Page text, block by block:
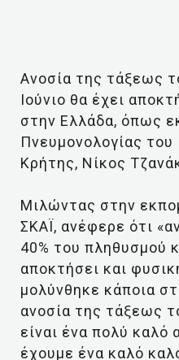
Ανοσία της τάξεως
Ιούνιο θα έχει
στην Ελλάδα, όπως
Πνευμονολογίας του
Κρήτης, Νίκος
Μιλώντας στην
ΣΚΑΪ, ανέφερε ότι
40% του πληθυσμού
αποκτήσει και
μολύνθηκε κάποια
ανοσία της τάξεως
είναι ένα πολύ
έχουμε ένα καλό